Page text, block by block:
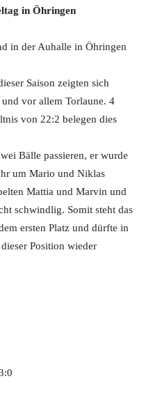
in Öhringen
in der Auhalle in Öhringen
Saison zeigten sich
vor allem Torlaune. 4
von 22:2 belegen dies
Bälle passieren, er wurde
um Mario und Niklas
Mattia und Marvin und
schwindlig. Somit steht das
ersten Platz und dürfte in
Position wieder